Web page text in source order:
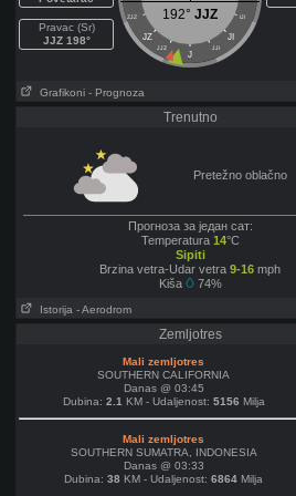
Pravac (Sr)
JJZ 198°
ZJZ IJI
JZ JI
JJZ JJI
J
192° JJZ
Grafikoni - Prognoza
Trenutno
Pretežno oblačno
Прогноза за један сат:
Temperatura 14°C
Sipiti
Brzina vetra-Udar vetra 9-16 mph
Kiša
74%
Istorija - Aerodrom
Zemljotres
Mali zemljotres
SOUTHERN CALIFORNIA
Danas @ 03:45
Dubina: 2.1 KM - Udaljenost: 5156 Milja
Mali zemljotres
SOUTHERN SUMATRA, INDONESIA
Danas @ 03:33
Dubina: 38 KM - Udaljenost: 6864 Milja